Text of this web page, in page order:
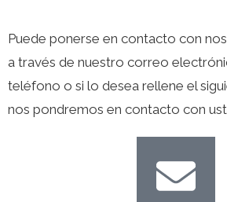
Puede ponerse en contacto con
a través de nuestro correo
teléfono o si lo desea rellene el
nos pondremos en contacto con